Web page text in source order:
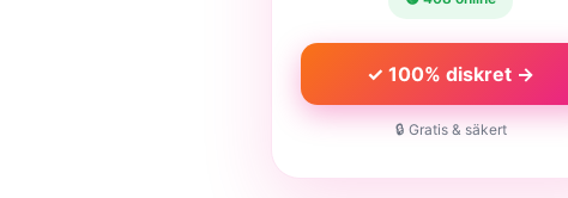
✓ 100% diskret →
🔒 Gratis & säkert